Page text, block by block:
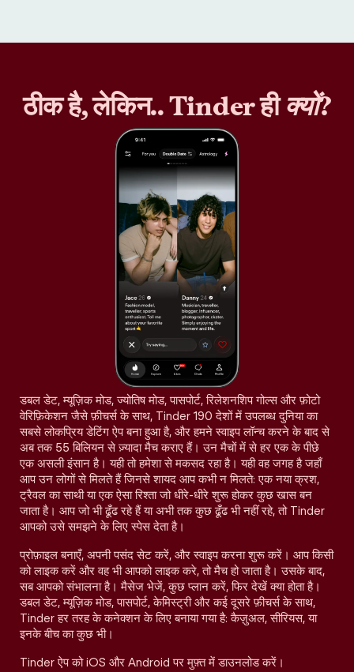
ठीक है, लेकिन.. Tinder हीक्यों?
डबल डेट, म्यूज़िक मोड, ज्योतिष मोड, पासपोर्ट, रिलेशनशिप गोल्स और फ़ोटो
वेरिफ़िकेशन जैसे फ़ीचर्स के साथ, Tinder 190 देशों में उपलब्ध दुनिया का
सबसे लोकप्रिय डेटिंग ऐप बना हुआ है, और हमने स्वाइप लॉन्च करने के बाद से
अब तक 55 बिलियन से ज़्यादा मैच कराए हैं। उन मैचों में से हर एक के पीछे
एक असली इंसान है। यही तो हमेशा से मकसद रहा है। यही वह जगह है जहाँ
आप उन लोगों से मिलते हैं जिनसे शायद आप कभी न मिलते: एक नया क्रश,
ट्रैवल का साथी या एक ऐसा रिश्ता जो धीरे-धीरे शुरू होकर कुछ खास बन
जाता है। आप जो भी ढूँढ रहे हैं या अभी तक कुछ ढूँढ भी नहीं रहे, तो Tinder
आपको उसे समझने के लिए स्पेस देता है।
प्रोफ़ाइल बनाएँ, अपनी पसंद सेट करें, और स्वाइप करना शुरू करें। आप किसी
को लाइक करें और वह भी आपको लाइक करे, तो मैच हो जाता है। उसके बाद,
सब आपको संभालना है। मैसेज भेजें, कुछ प्लान करें, फिर देखें क्या होता है।
डबल डेट, म्यूज़िक मोड, पासपोर्ट, केमिस्ट्री और कई दूसरे फ़ीचर्स के साथ,
Tinder हर तरह के कनेक्शन के लिए बनाया गया है: कैज़ुअल, सीरियस, या
इनके बीच का कुछ भी।
Tinder ऐप को iOS और Android पर मुफ़्त में डाउनलोड करें।